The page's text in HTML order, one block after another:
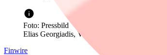
Foto: Pressbild
Elias Georgiadis, VD för Stenhus Fastigheter.
Finwire